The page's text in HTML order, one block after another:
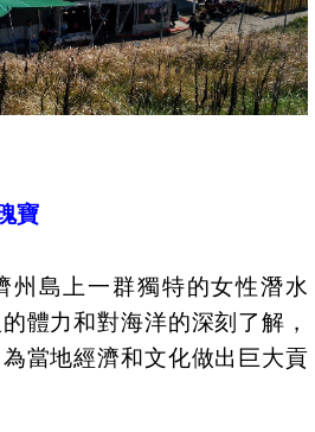
寶
州島上一群獨特的女性潛水
體力和對海洋的深刻了解，
當地經濟和文化做出巨大貢